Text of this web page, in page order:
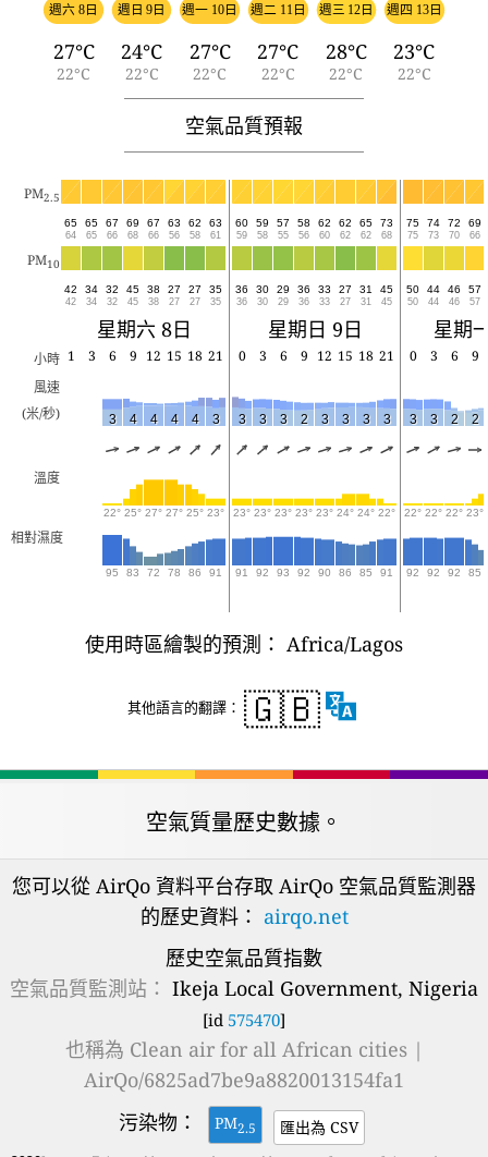
週六 8日
27°C
22°C
週日 9日
24°C
22°C
週一 10日
27°C
22°C
週二 11日
27°C
22°C
週三 12日
28°C
22°C
週四 13日
23°C
22°C
空氣品質預報
PM2.5
65
64
65
65
67
66
69
68
67
66
63
56
62
58
63
61
60
59
59
58
57
55
58
56
62
60
62
62
65
62
73
68
75
75
74
73
72
70
69
66
PM10
42
42
34
34
32
32
45
45
38
38
27
27
27
27
35
35
36
36
30
30
29
29
36
36
33
33
27
27
31
31
45
45
50
50
44
44
46
46
57
57
星期六 8日 星期日 9日 星期
小時 1 3 6 9 12 15 18 21 0 3 6 9 12 15 18 21 0 3 6
9
風速
(米/秒)
3 4 4 4 4 3 3 3 3 2 3 3 3 3 3 3 2 2
溫度
22° 25° 27° 27° 25° 23° 23° 23° 23° 23° 23° 24° 24° 22° 22° 22° 22° 23°
相對濕度
95 83 72 78 86 91 91 92 93 92 90 86 85 91 92 92 92 85
使用時區繪製的預測： Africa/Lagos
其他語言的翻譯： 🇬🇧
空氣質量歷史數據。
您可以從 AirQo 資料平台存取 AirQo 空氣品質監測器
的歷史資料： airqo.net
歷史空氣品質指數
空氣品質監測站： Ikeja Local Government, Nigeria
[id 575470]
也稱為 Clean air for all African cities |
AirQo/6825ad7be9a8820013154fa1
污染物：
PM2.5 匯出為 CSV